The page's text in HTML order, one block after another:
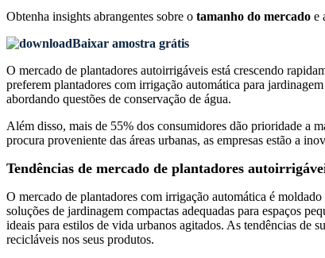
Obtenha insights abrangentes sobre o tamanho do mercado e
Baixar amostra grátis
O mercado de plantadores autoirrigáveis ​​está crescendo
preferem plantadores com irrigação automática para
abordando questões de conservação de água.
Além disso, mais de 55% dos consumidores dão prioridade a
procura proveniente das áreas urbanas, as empresas estão a
Tendências de mercado de plantadores
O mercado de plantadores com irrigação automática é
soluções de jardinagem compactas adequadas para espaços
ideais para estilos de vida urbanos agitados. As tendências de
recicláveis ​​nos seus produtos.